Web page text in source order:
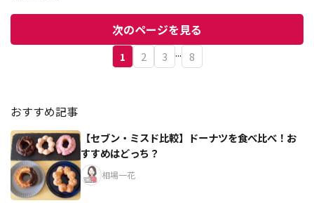
次のページを見る
1 2 3 ... 8
おすすめ記事
【セブン・ミスド比較】ドーナツを食べ比べ！お
すすめはどっち？
相場一花